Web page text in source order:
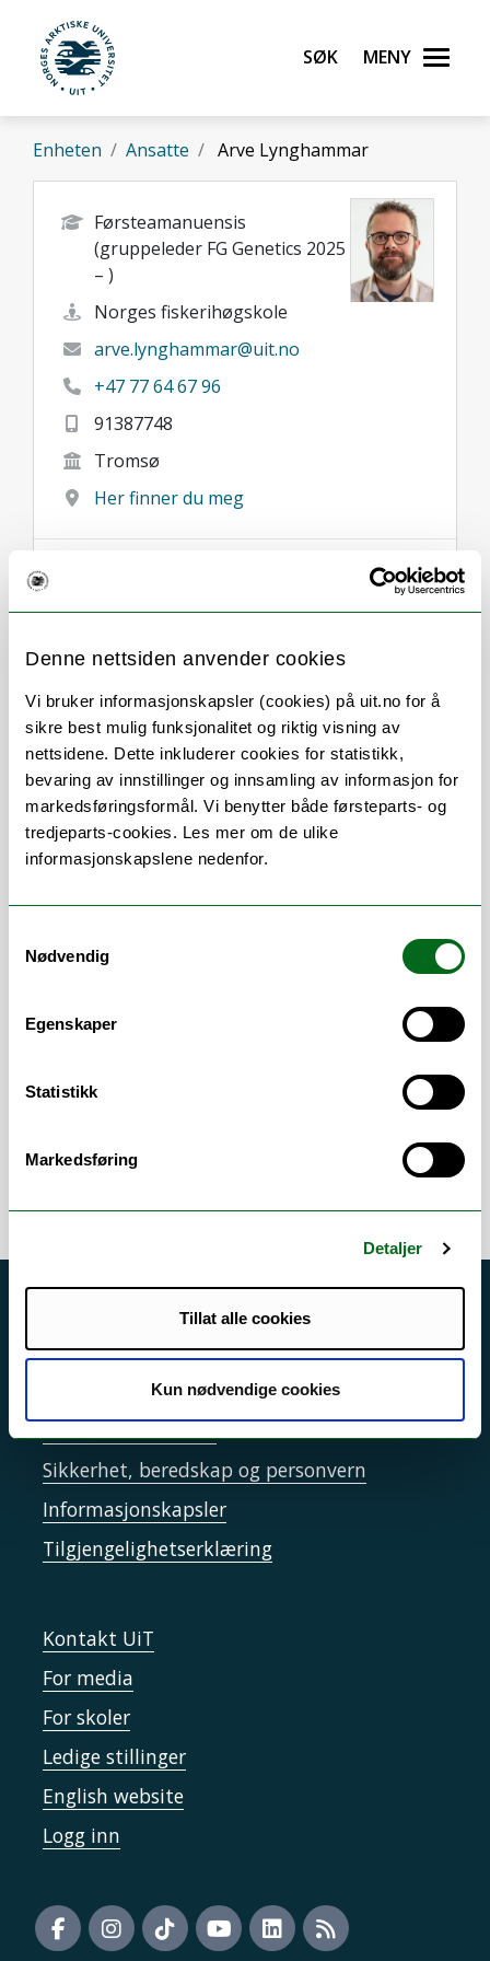
Denne nettsiden anvender cookies
Vi bruker informasjonskapsler (cookies) på uit.no for å
sikre best mulig funksjonalitet og riktig visning av
nettsidene. Dette inkluderer cookies for statistikk,
bevaring av innstillinger og innsamling av informasjon for
markedsføringsformål. Vi benytter både førsteparts- og
tredjeparts-cookies. Les mer om de ulike
informasjonskapslene nedenfor.
Nødvendig
Egenskaper
Statistikk
Markedsføring
Detaljer
Tillat alle cookies
Kun nødvendige cookies
Gå til hovedinnhold
UiT Norges arktiske universitet
Søk Meny
Enheten Ansatte Arve Lynghammar
Førsteamanuensis
(gruppeleder FG Genetics 2025
– )
Norges fiskerihøgskole
arve.lynghammar@uit.no
+47 77 64 67 96
91387748
Tromsø
Her finner du meg
Om
Forskning og undervisning
CV
Publikasjoner
Her finner du meg
Stillingsbeskrivelse
Forskningsgruppeleder Genetikk 2025–
arbeidsområder
Si ifra!
Driftsmeldinger
Personvern ved UiT
Sikkerhet, beredskap og personvern
Informasjonskapsler
Tilgjengelighetserklæring
Kontakt UiT
For media
For skoler
Ledige stillinger
English website
Logg inn